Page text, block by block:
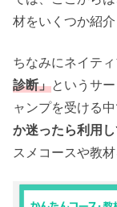
材をいくつか紹介
ちなみにネイテ
診断」というサ
ャンプを受ける
か迷ったら利用
スメコースや教